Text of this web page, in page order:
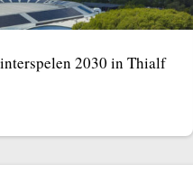
2030 in Thialf